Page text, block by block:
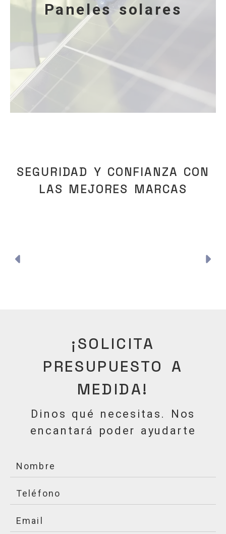
Paneles solares
SEGURIDAD Y CONFIANZA CON
LAS MEJORES MARCAS
¡SOLICITA
PRESUPUESTO A
MEDIDA!
Dinos qué necesitas. Nos
encantará poder ayudarte